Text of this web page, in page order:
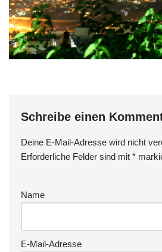
Schreibe einen
Deine E-Mail-Adresse wird nicht
Erforderliche Felder sind mit *
Name
E-Mail-Adresse